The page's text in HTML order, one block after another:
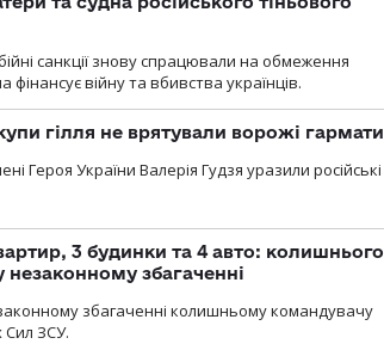
санкції знову спрацювали на обмеження
фінансує війну та вбивства українців.
гілля не врятували ворожі гармати
Героя України Валерія Гудзя уразили російські
3 будинки та 4 авто: колишнього
збагаченні
збагаченні колишньому командувачу
Сил ЗСУ.